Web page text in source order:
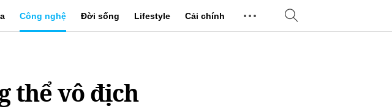
Công nghệ Đời sống Lifestyle Cải chính
thể vô địch